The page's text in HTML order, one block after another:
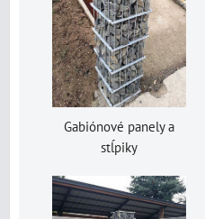
Gabiónové panely a
stĺpiky